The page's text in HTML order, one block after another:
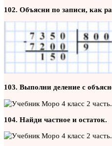
102. Объясни по записи, как
103. Выполни деление с
104. Найди частное и остаток.